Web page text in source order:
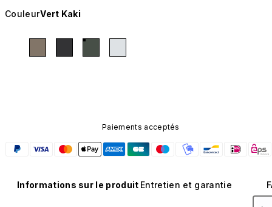
CouleurVert Kaki
Paiements acceptés
Informations sur le produit Entretien et garantie